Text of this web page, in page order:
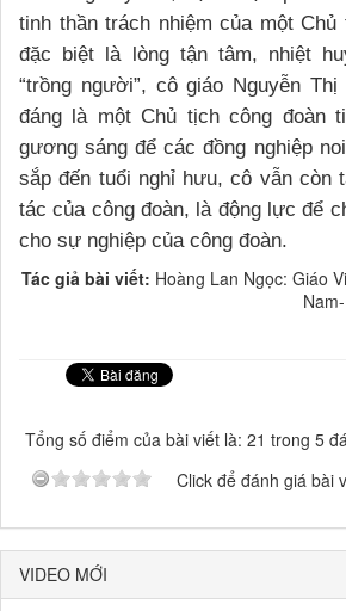
tinh thần trách nhiệm của một Chủ
đặc biệt là lòng tận tâm, nhiệt
“trồng người”, cô giáo Nguyễn
đáng là một Chủ tịch công đoàn
gương sáng để các đồng nghiệp
sắp đến tuổi nghỉ hưu, cô vẫn còn
tác của công đoàn, là động lực để
cho sự nghiệp của công đoàn.
Tác giả bài viết: Hoàng Lan Ngọc: Giáo
Tổng số điểm của bài viết là: 21 trong 5
Click để đánh giá bài
VIDEO MỚI